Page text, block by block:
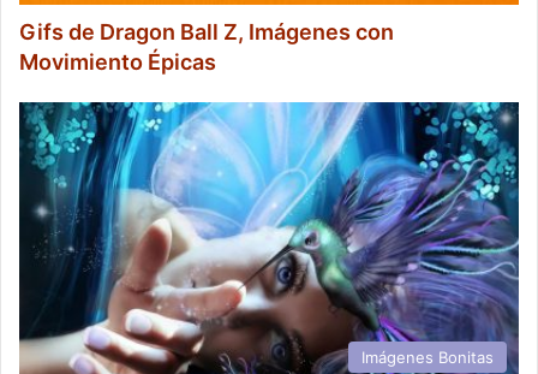
Gifs de Dragon Ball Z, Imágenes con
Movimiento Épicas
Imágenes Bonitas